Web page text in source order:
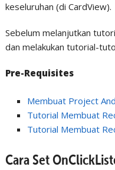
keseluruhan (di CardView).
Sebelum melanjutkan
dan melakukan tutorial-
Pre-Requisites
Membuat Project
Tutorial Membuat
Tutorial Membuat
Cara Set